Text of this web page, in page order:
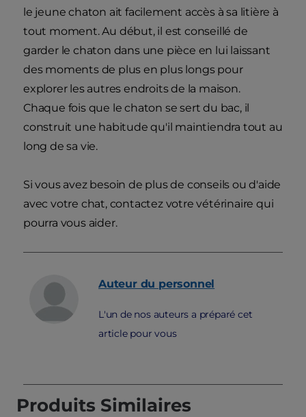
le jeune chaton ait facilement accès à sa litière à
tout moment. Au début, il est conseillé de
garder le chaton dans une pièce en lui laissant
des moments de plus en plus longs pour
explorer les autres endroits de la maison.
Chaque fois que le chaton se sert du bac, il
construit une habitude qu'il maintiendra tout au
long de sa vie.
Si vous avez besoin de plus de conseils ou d'aide
avec votre chat, contactez votre vétérinaire qui
pourra vous aider.
Auteur du personnel
L'un de nos auteurs a préparé cet
article pour vous
Produits Similaires